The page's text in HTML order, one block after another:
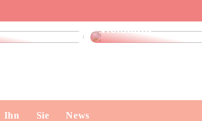
vielseitig
Ihn Sie News